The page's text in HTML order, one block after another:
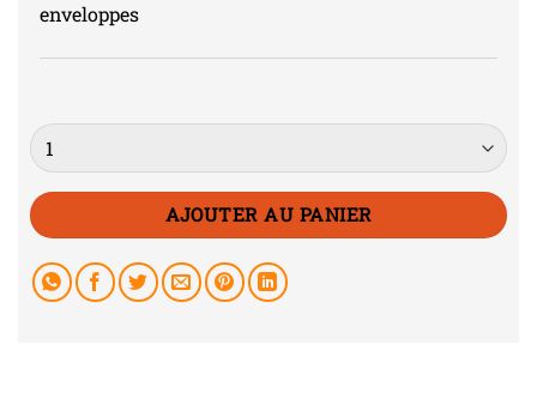
enveloppes
Quantité
AJOUTER AU PANIER